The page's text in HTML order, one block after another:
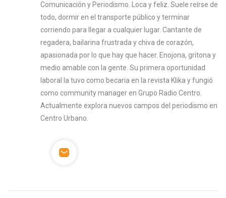
Comunicación y Periodismo. Loca y feliz. Suele reírse de
todo, dormir en el transporte público y terminar
corriendo para llegar a cualquier lugar. Cantante de
regadera, bailarina frustrada y chiva de corazón,
apasionada por lo que hay que hacer. Enojona, gritona y
medio amable con la gente. Su primera oportunidad
laboral la tuvo como becaria en la revista Klika y fungió
como community manager en Grupo Radio Centro.
Actualmente explora nuevos campos del periodismo en
Centro Urbano.